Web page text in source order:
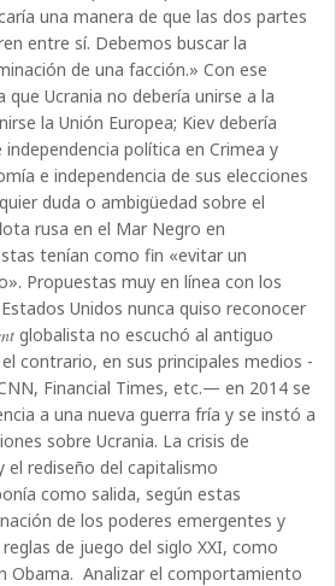
una manera de que las dos partes
entre sí. Debemos buscar la
de una facción.» Con ese
Ucrania no debería unirse a la
la Unión Europea; Kiev debería
política en Crimea y
e independencia de sus elecciones
duda o ambigüedad sobre el
rusa en el Mar Negro en
tenían como fin «evitar un
Propuestas muy en línea con los
Unidos nunca quiso reconocer
globalista no escuchó al antiguo
contrario, en sus principales medios -
Financial Times, etc.— en 2014 se
a una nueva guerra fría y se instó a
sobre Ucrania. La crisis de
el rediseño del capitalismo
como salida, según estas
de los poderes emergentes y
de juego del siglo XXI, como
Obama. Analizar el comportamiento